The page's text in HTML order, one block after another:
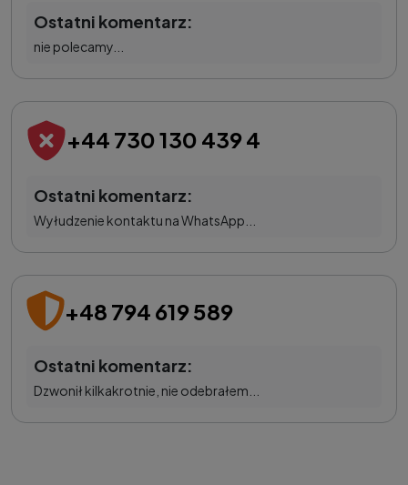
Ostatni komentarz:
nie polecamy...
+44 730 130 439 4
Ostatni komentarz:
Wyłudzenie kontaktu na WhatsApp...
+48 794 619 589
Ostatni komentarz:
Dzwonił kilkakrotnie, nie odebrałem...